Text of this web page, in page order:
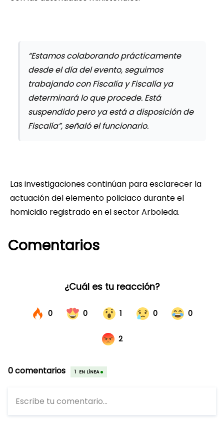
“Estamos colaborando prácticamente
desde el día del evento, seguimos
trabajando con Fiscalía y Fiscalía ya
determinará lo que procede. Está
suspendido pero ya está a disposición de
Fiscalía”, señaló el funcionario.
Las investigaciones continúan para esclarecer la
actuación del elemento policiaco durante el
homicidio registrado en el sector Arboleda.
Comentarios